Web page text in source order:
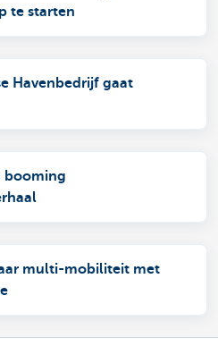
te starten
Havenbedrijf gaat
booming
multi-mobiliteit met